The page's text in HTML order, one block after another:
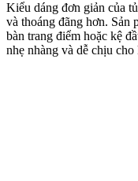
Kiểu dáng đơn giản của
và thoáng đãng hơn. Sản
bàn trang điểm hoặc kệ
nhẹ nhàng và dễ chịu